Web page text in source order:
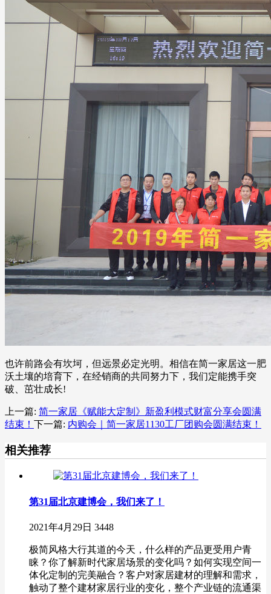
也许前路会有坎坷，但远景必定光明。相信在简一家居这一肥
沃土壤的培育下，在经销商的共同努力下，我们定能携手突
破、茁壮成长!
上一篇: 简一家居《赋能大定制》新盈利模式财富分享会圆满
结束！ 下一篇: 内购会｜简一家居1130工厂团购会圆满结束！
相关推荐
第31届北京建博会，我们来了！
2021年4月29日 3448
极简风格大行其道的今天，什么样的产品更受用户青
睐？你了解新时代家居场景的变化吗？如何实现空间一
体化定制的完美融合？客户对家居建材的理解和需求，
触动了整个建材家居行业的变化，整个产业链的流通渠